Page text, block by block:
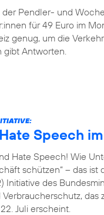
Pendler- und
für 49 Euro im
genug, um die
Antworten.
Speech
Hate Speech! Wie
schützen“ – das ist
Initiative des
das
Juli erscheint.